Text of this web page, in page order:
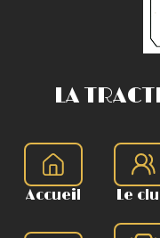
LA
Accueil Le